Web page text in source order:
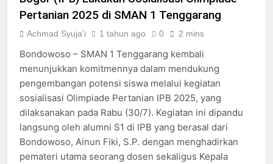
Pertanian 2025 di SMAN 1 Tenggarang
Achmad Syuja'i 1 tahun ago 0 2 mins
Bondowoso – SMAN 1 Tenggarang kembali
menunjukkan komitmennya dalam mendukung
pengembangan potensi siswa melalui kegiatan
sosialisasi Olimpiade Pertanian IPB 2025, yang
dilaksanakan pada Rabu (30/7). Kegiatan ini dipandu
langsung oleh alumni S1 di IPB yang berasal dari
Bondowoso, Ainun Fiki, S.P. dengan menghadirkan
pemateri utama seorang dosen sekaligus Kepala